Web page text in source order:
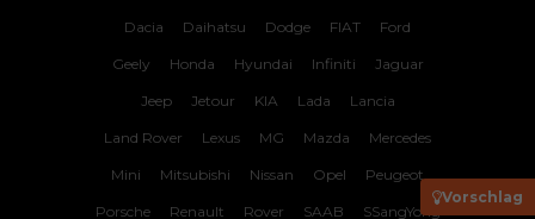
Vorschlag
Dacia Daihatsu Dodge FIAT Ford
Geely Honda Hyundai Infiniti Jaguar
Jeep Jetour KIA Lada Lancia
Land Rover Lexus MG Mazda Mercedes
Mini Mitsubishi Nissan Opel Peugeot
Porsche Renault Rover SAAB SSangYong